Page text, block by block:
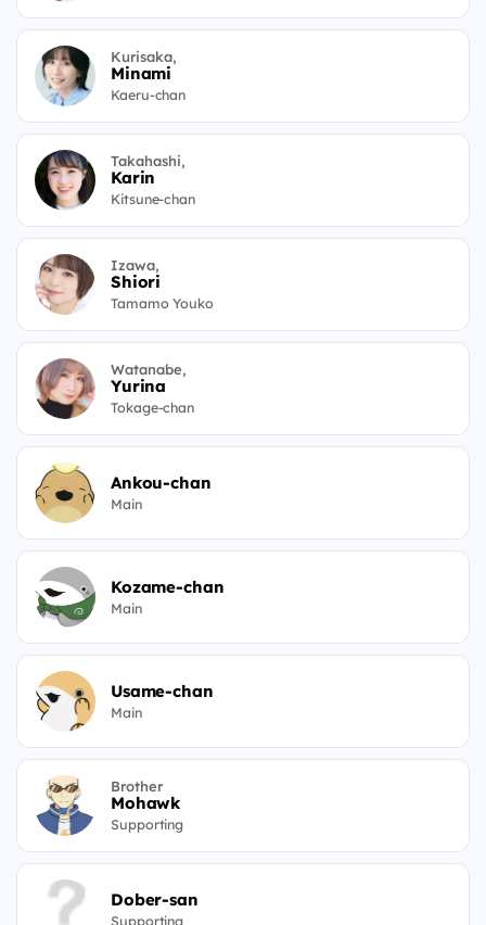
Kurisaka,
Minami
Kaeru-chan
Takahashi,
Karin
Kitsune-chan
Izawa,
Shiori
Tamamo Youko
Watanabe,
Yurina
Tokage-chan
Ankou-chan
Main
Kozame-chan
Main
Usame-chan
Main
Brother
Mohawk
Supporting
Dober-san
Supporting